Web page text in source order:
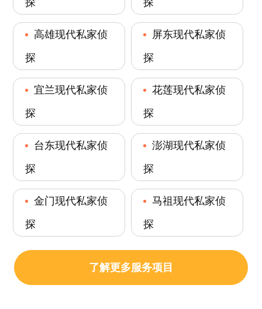
高雄现代私家侦
探
屏东现代私家侦
探
宜兰现代私家侦
探
花莲现代私家侦
探
台东现代私家侦
探
澎湖现代私家侦
探
金门现代私家侦
探
马祖现代私家侦
探
了解更多服务项目